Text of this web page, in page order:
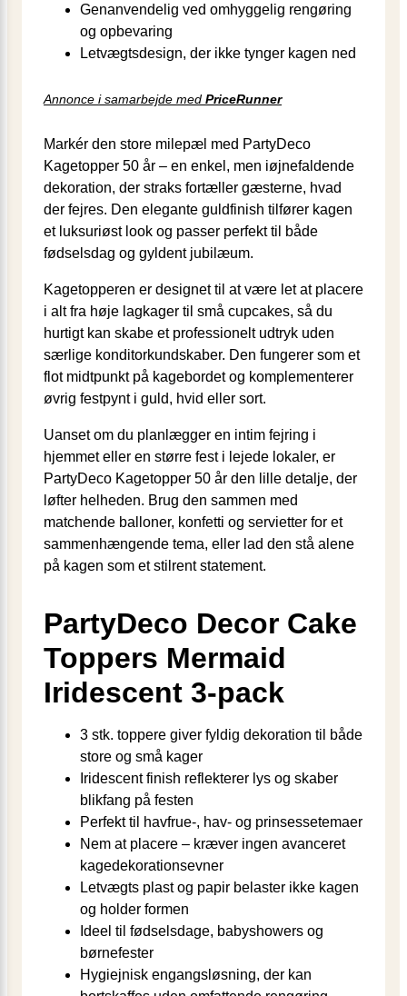
Genanvendelig ved omhyggelig rengøring
og opbevaring
Letvægtsdesign, der ikke tynger kagen ned
Annonce i samarbejde med PriceRunner
Markér den store milepæl med PartyDeco
Kagetopper 50 år – en enkel, men iøjnefaldende
dekoration, der straks fortæller gæsterne, hvad
der fejres. Den elegante guldfinish tilfører kagen
et luksuriøst look og passer perfekt til både
fødselsdag og gyldent jubilæum.
Kagetopperen er designet til at være let at placere
i alt fra høje lagkager til små cupcakes, så du
hurtigt kan skabe et professionelt udtryk uden
særlige konditorkundskaber. Den fungerer som et
flot midtpunkt på kagebordet og komplementerer
øvrig festpynt i guld, hvid eller sort.
Uanset om du planlægger en intim fejring i
hjemmet eller en større fest i lejede lokaler, er
PartyDeco Kagetopper 50 år den lille detalje, der
løfter helheden. Brug den sammen med
matchende balloner, konfetti og servietter for et
sammenhængende tema, eller lad den stå alene
på kagen som et stilrent statement.
PartyDeco Decor Cake
Toppers Mermaid
Iridescent 3-pack
3 stk. toppere giver fyldig dekoration til både
store og små kager
Iridescent finish reflekterer lys og skaber
blikfang på festen
Perfekt til havfrue-, hav- og prinsessetemaer
Nem at placere – kræver ingen avanceret
kagedekorationsevner
Letvægts plast og papir belaster ikke kagen
og holder formen
Ideel til fødselsdage, babyshowers og
børnefester
Hygiejnisk engangsløsning, der kan